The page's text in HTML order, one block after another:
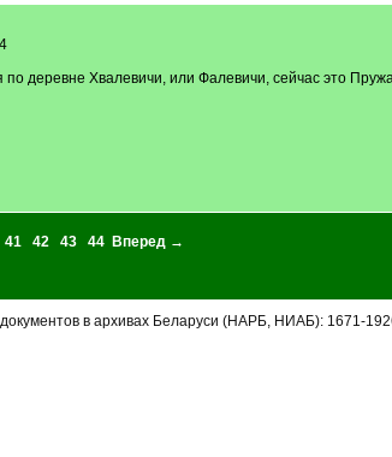
деревне Хвалевичи, или Фалевичи, сейчас это
41 42 43 44
Вперед →
в архивах Беларуси (НАРБ, НИАБ): 1671-